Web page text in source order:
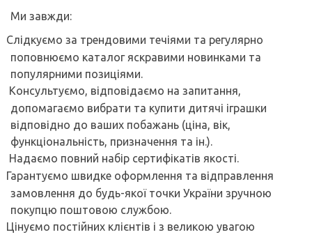
Ми завжди:
Слідкуємо за трендовими течіями та регулярно
поповнюємо каталог яскравими новинками та
популярними позиціями.
Консультуємо, відповідаємо на запитання,
допомагаємо вибрати та купити дитячі іграшки
відповідно до ваших побажань (ціна, вік,
функціональність, призначення та ін.).
Надаємо повний набір сертифікатів якості.
Гарантуємо швидке оформлення та відправлення
замовлення до будь-якої точки України зручною
покупцю поштовою службою.
Цінуємо постійних клієнтів і з великою увагою